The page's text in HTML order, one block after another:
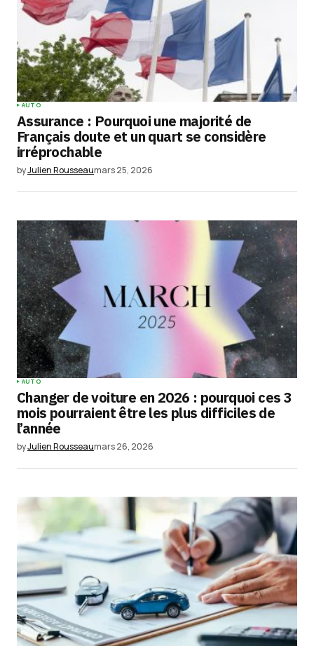
Your Name*
Your E-mail
Enregistrer mon nom, mon e-mail et mon
site dans le navigateur pour mon prochain
Submit Comment
AUTO
Assurance : Pourquoi une majorité de
Français doute et un quart se considère
irréprochable
byJulien Rousseaumars 25, 2026
AUTO
Changer de voiture en 2026 : pourquoi ces 3
mois pourraient être les plus difficiles de
l’année
byJulien Rousseaumars 26, 2026